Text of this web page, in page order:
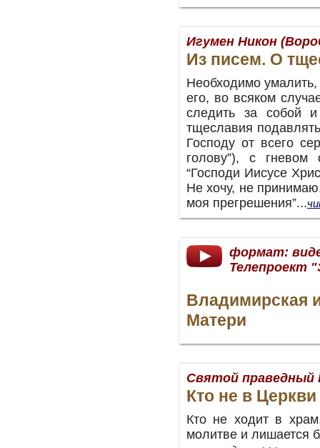
Игумен Никон
Из писем. О
Необходимо умалить,
его, во всяком
следить за собой
тщеславия
Господу от всего
голову”), с гневом
“Господи Иисусе
Не хочу, не
моя прегрешения”...
формат:
Телепроект
Владимирская
Матери
Святой праведный
Кто не в Церкви
Кто не ходит в
молитве и лишается